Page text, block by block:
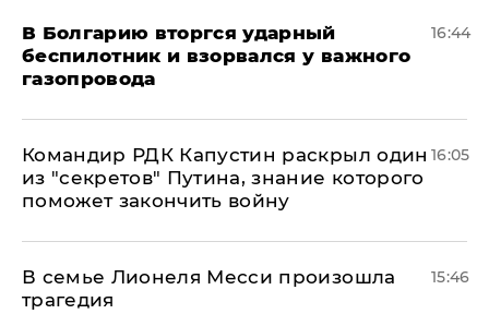
В Болгарию вторгся ударный
беспилотник и взорвался у важного
газопровода
16:44
Командир РДК Капустин раскрыл один
из "секретов" Путина, знание которого
поможет закончить войну
16:05
В семье Лионеля Месси произошла
трагедия
15:46